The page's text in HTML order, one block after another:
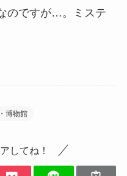
のですが…。ミステ
博物館
してね！